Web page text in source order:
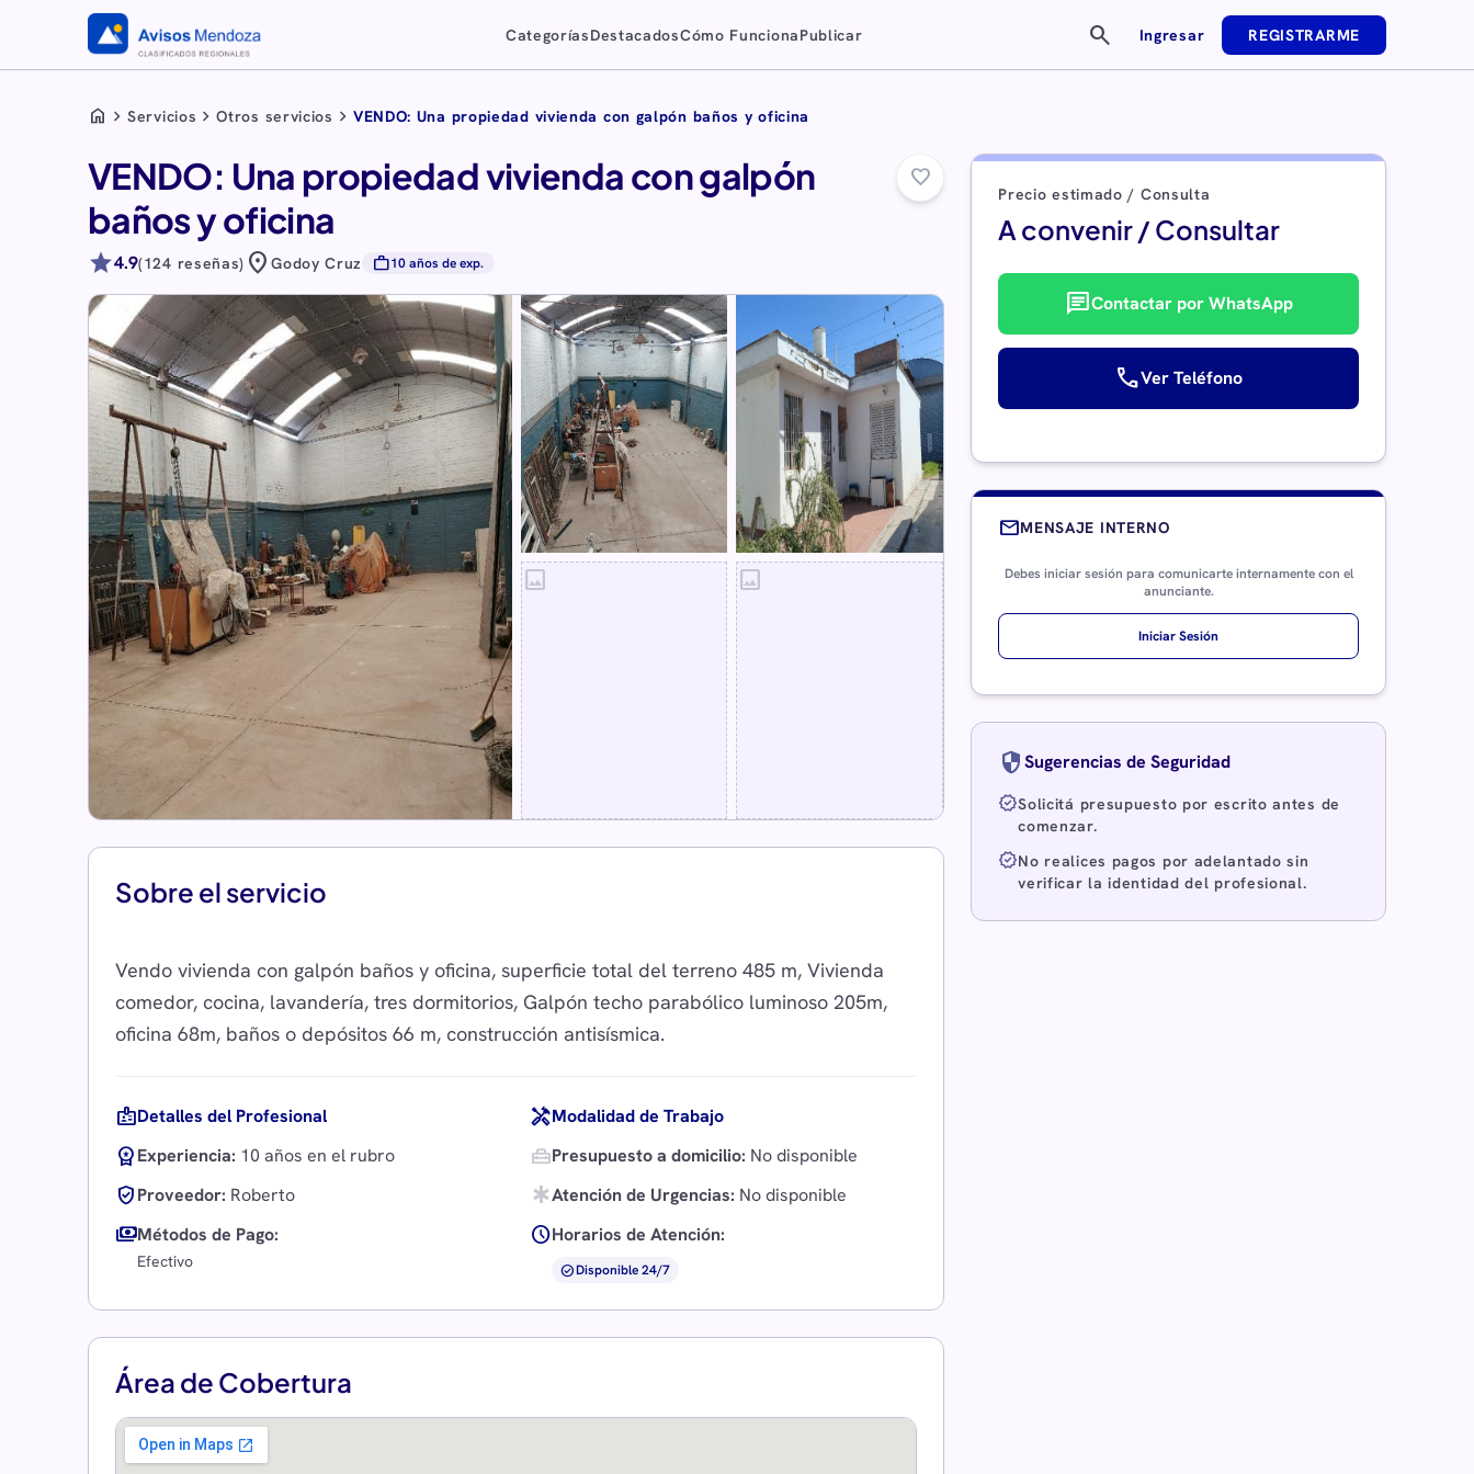
CategoríasDestacadosCómo FuncionaPublicar search Ingresar REGISTRARME
home chevron_right Servicios chevron_rightOtros servicios chevron_right VENDO: Una propiedad vivienda con galpón baños y oficina
VENDO: Una propiedad vivienda con galpón
baños y oficina
star4.9(124 reseñas) location_onGodoy Cruz work10 años de exp.
favorite_border
image image
Sobre el servicio
Vendo vivienda con galpón baños y oficina, superficie total del terreno 485 m, Vivienda
comedor, cocina, lavandería, tres dormitorios, Galpón techo parabólico luminoso 205m,
badgeDetalles del Profesional
workspace_premiumExperiencia: 10 años en el rubro
verified_userProveedor: Roberto
paymentsMétodos de Pago:
Efectivo
handymanModalidad de Trabajo
home_repair_servicePresupuesto a domicilio: No disponible
emergencyAtención de Urgencias: No disponible
scheduleHorarios de Atención:
check_circleDisponible 24/7
Área de Cobertura
Precio estimado / Consulta
A convenir / Consultar
chatContactar por WhatsApp
callVer Teléfono
mailMENSAJE INTERNO
Debes iniciar sesión para comunicarte internamente con el
anunciante.
Iniciar Sesión
securitySugerencias de Seguridad
verifiedSolicitá presupuesto por escrito antes de
comenzar.
verifiedNo realices pagos por adelantado sin
verificar la identidad del profesional.